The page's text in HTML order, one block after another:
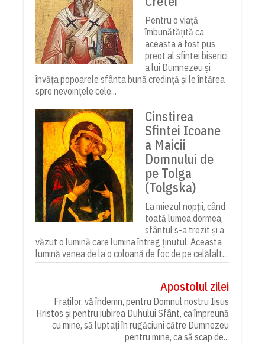
Pentru o viață
îmbunătățită ca
aceasta a fost pus
preot al sfintei biserici
a lui Dumnezeu și
învăța popoarele sfânta bună credință și le întărea
spre nevoințele cele...
Cinstirea
Sfintei Icoane
a Maicii
Domnului de
pe Tolga
(Tolgska)
La miezul nopții, când
toată lumea dormea,
sfântul s-a trezit și a
văzut o lumină care lumina întreg ținutul. Aceasta
lumină venea de la o coloană de foc de pe celălalt...
Apostolul zilei
Fraților, vă îndemn, pentru Domnul nostru Iisus
Hristos și pentru iubirea Duhului Sfânt, ca împreună
cu mine, să luptați în rugăciuni către Dumnezeu
pentru mine, ca să scap de...